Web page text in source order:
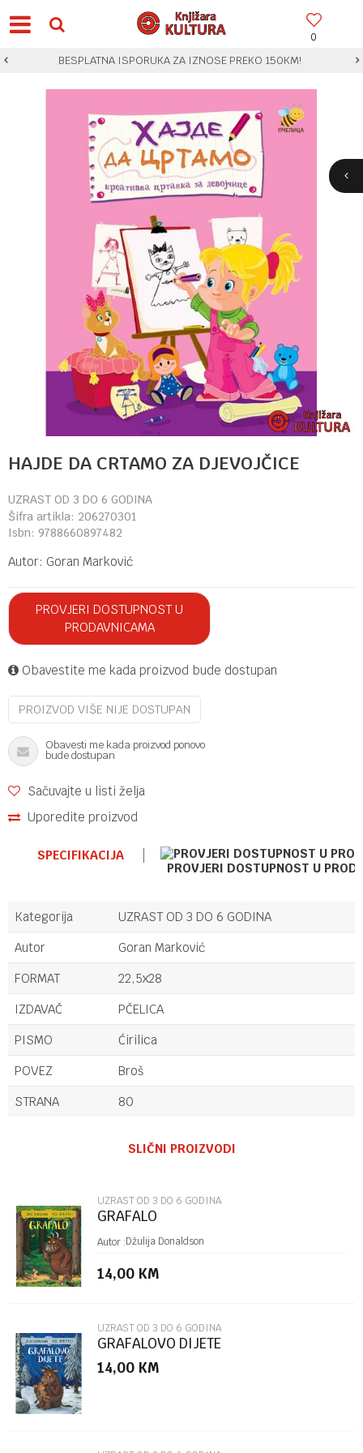
0
BESPLATNA ISPORUKA ZA IZNOSE PREKO 150KM!
HAJDE DA CRTAMO ZA DJEVOJČICE
UZRAST OD 3 DO 6 GODINA
Šifra artikla: 206270301
Isbn: 9788660897482
Autor: Goran Marković
PROVJERI DOSTUPNOST U
PRODAVNICAMA
Obavestite me kada proizvod bude dostupan
PROIZVOD VIŠE NIJE DOSTUPAN
Obavesti me kada proizvod ponovo
bude dostupan
Sačuvajte u listi želja
Uporedite proizvod
SPECIFIKACIJA
PROVJERI DOSTUPNOST U
Kategorija
UZRAST OD 3 DO 6 GODINA
Autor
Goran Marković
FORMAT
22,5x28
IZDAVAČ
PČELICA
PISMO
Ćirilica
POVEZ
Broš
STRANA
80
Poruka
POŠALJI
SLIČNI PROIZVODI
UZRAST OD 3 DO 6 GODINA
GRAFALO
Autor :Džulija Donaldson
14,00 KM
UZRAST OD 3 DO 6 GODINA
GRAFALOVO DIJETE
14,00 KM